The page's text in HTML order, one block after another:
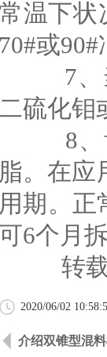
常温下状
70#或
7、当
硫化钼
8、齿
脂。在应
用期。正
6个月
转载
2020/06/02
介绍双锥型混